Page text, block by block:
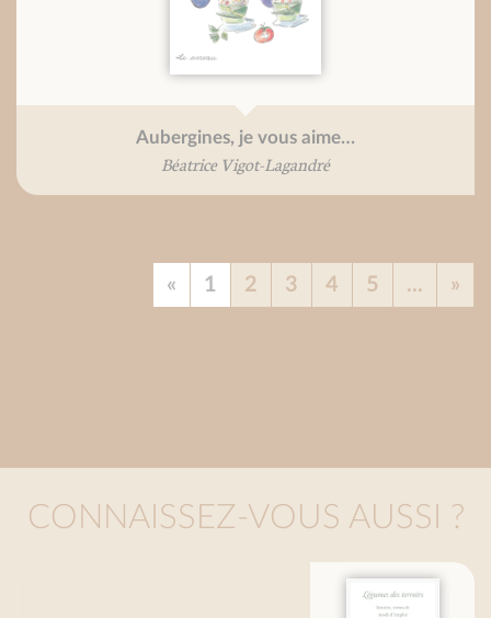
Aubergines, je vous aime…
Béatrice Vigot-Lagandré
« 1 2 3 4 5 ... »
CONNAISSEZ-VOUS AUSSI ?